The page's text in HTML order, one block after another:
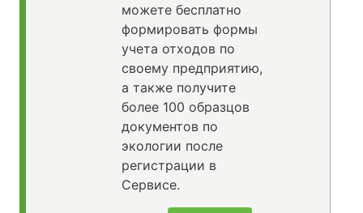
можете бесплатно
формировать формы
учета отходов по
своему предприятию,
а также получите
более 100 образцов
документов по
экологии после
регистрации в
Сервисе.